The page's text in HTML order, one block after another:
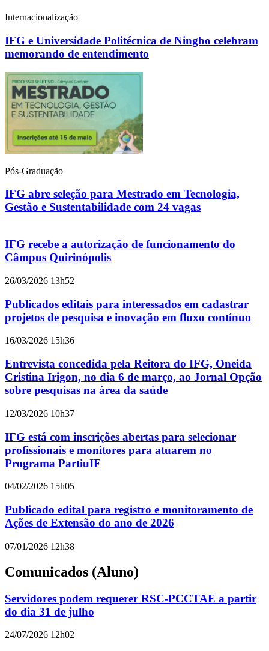
Internacionalização
IFG e Universidade Politécnica de Ningbo celebram
memorando de entendimento
Pós-Graduação
IFG abre seleção para Mestrado em Tecnologia,
Gestão e Sustentabilidade com 24 vagas
IFG recebe a autorização de funcionamento do
Câmpus Quirinópolis
26/03/2026 13h52
Publicados editais para interessados em cadastrar
projetos de pesquisa e inovação em fluxo contínuo
16/03/2026 15h36
Entrevista concedida pela Reitora do IFG, Oneida
Cristina Irigon, no dia 6 de março, ao Jornal Opção
sobre pesquisas na área da saúde
12/03/2026 10h37
IFG está com inscrições abertas para selecionar
profissionais e monitores para atuarem no
Programa PartiuIF
04/02/2026 15h05
Publicado edital para registro e monitoramento de
Ações de Extensão do ano de 2026
07/01/2026 12h38
Comunicados (Aluno)
Servidores podem requerer RSC-PCCTAE a partir
do dia 31 de julho
24/07/2026 12h02